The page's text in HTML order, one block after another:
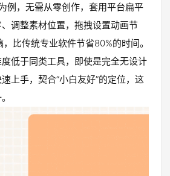
例，无需从零创作，套用平台扁平
调整素材位置，拖拽设置动画节
比传统专业软件节省80%的时间。
低于同类工具，即使是完全无设计
上手，契合“小白友好”的定位，这